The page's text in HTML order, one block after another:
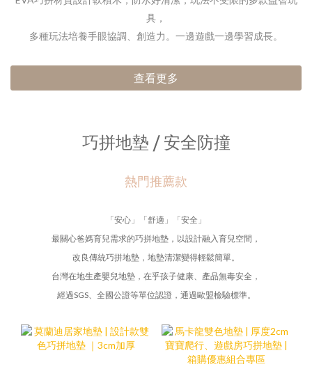
具，
多種玩法培養手眼協調、創造力。 一邊遊戲一邊學習成長。
查看更多
巧拼地墊 / 安全防撞
熱門推薦款
「安心」「舒適」「安全」
最關心爸媽育兒需求的巧拼地墊，以設計融入育兒空間，
改良傳統巧拼地墊，地墊清潔變得輕鬆簡單。
台灣在地生產嬰兒地墊，在乎孩子健康、產品無毒安全，
經過SGS、全國公證等單位認證，通過歐盟檢驗標準。